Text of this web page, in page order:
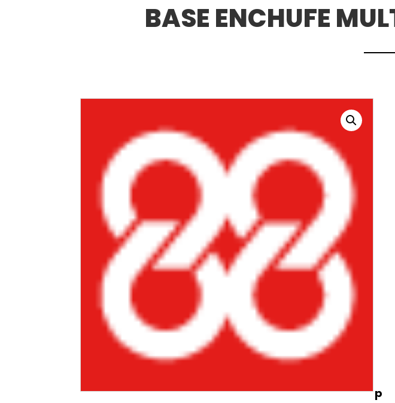
BASE ENCHUFE
p